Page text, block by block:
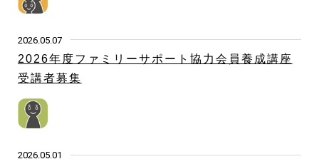
2026.05.07
2026年度ファミリーサポート協力会員養成講座
受講者募集
2026.05.01